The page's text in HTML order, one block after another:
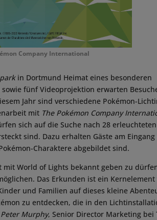
Company International
in Dortmund Heimat eines besonderen
fünf Videoprojektion erwarten
Jahr sind verschiedene Pokémon-
mit The Pokémon Company
sich auf die Suche nach 28
sind. Dazu erhalten Gäste am
Charaktere abgebildet sind.
World of Lights bekannt geben zu
Das Erkunden ist ein Kernelement
und Familien auf dieses kleine
zu entdecken, die in den
Peter Murphy, Senior Director Marketing bei